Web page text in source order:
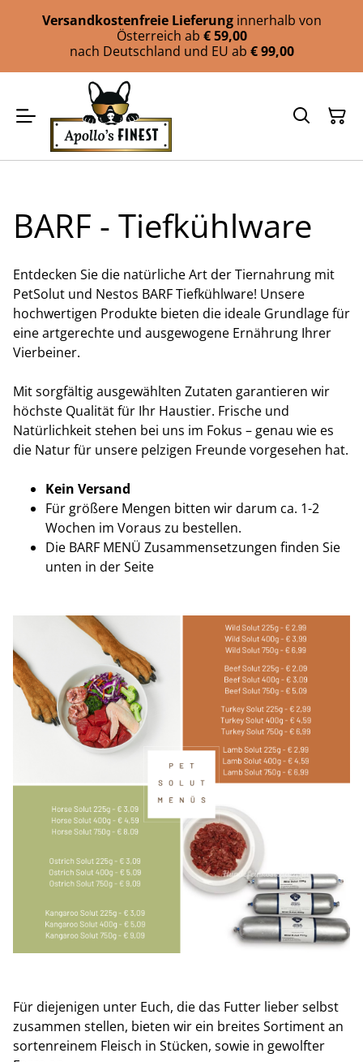
Versandkostenfreie Lieferung innerhalb von
Österreich ab € 59,00
nach Deutschland und EU ab € 99,00
BARF - Tiefkühlware
Entdecken Sie die natürliche Art der Tiernahrung mit
PetSolut und Nestos BARF Tiefkühlware! Unsere
hochwertigen Produkte bieten die ideale Grundlage für
eine artgerechte und ausgewogene Ernährung Ihrer
Vierbeiner.
Mit sorgfältig ausgewählten Zutaten garantieren wir
höchste Qualität für Ihr Haustier. Frische und
Natürlichkeit stehen bei uns im Fokus – genau wie es
die Natur für unsere pelzigen Freunde vorgesehen hat.
Kein Versand
Für größere Mengen bitten wir darum ca. 1-2
Wochen im Voraus zu bestellen.
Die BARF MENÜ Zusammensetzungen finden Sie
unten in der Seite
Für diejenigen unter Euch, die das Futter lieber selbst
zusammen stellen, bieten wir ein breites Sortiment an
sortenreinem Fleisch in Stücken, sowie in gewolfter